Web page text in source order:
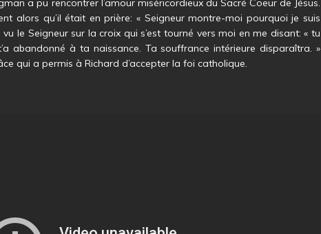
alors qu’il était en prière: « Seigneur montre-moi pourquoi je suis
le Seigneur sur la croix qui s’est tourné vers moi en me disant: « tu
abandonné à ta naissance. Ta souffrance intérieure disparaîtra. »
qui a permis à Richard d’accepter la foi catholique.